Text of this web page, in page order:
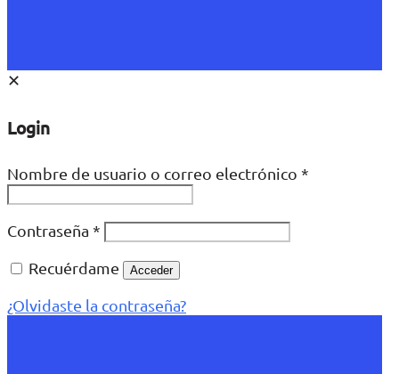
✕
Login
Nombre de usuario o correo electrónico *
Contraseña *
Recuérdame
Acceder
¿Olvidaste la contraseña?